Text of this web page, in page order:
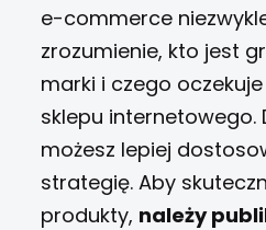
e-commerce
zrozumienie, kto jest
marki i czego
sklepu internetowego.
możesz lepiej
strategię. Aby
produkty, należy